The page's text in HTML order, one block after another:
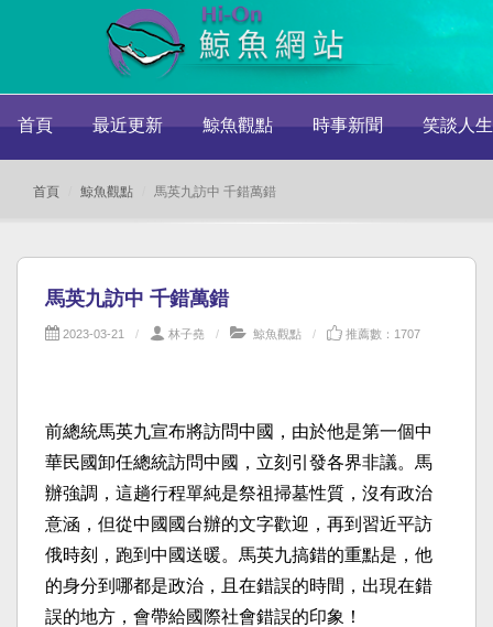
首頁 最近更新 鯨魚觀點 時事新聞 笑談人生
首頁 鯨魚觀點 馬英九訪中 千錯萬錯
馬英九訪中 千錯萬錯
2023-03-21 林子堯 鯨魚觀點 推薦數：1707
前總統馬英九宣布將訪問中國，由於他是第一個中
華民國卸任總統訪問中國，立刻引發各界非議。馬
辦強調，這趟行程單純是祭祖掃墓性質，沒有政治
意涵，但從中國國台辦的文字歡迎，再到習近平訪
俄時刻，跑到中國送暖。馬英九搞錯的重點是，他
的身分到哪都是政治，且在錯誤的時間，出現在錯
誤的地方，會帶給國際社會錯誤的印象！